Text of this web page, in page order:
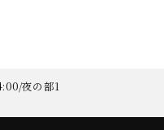
夜の部1